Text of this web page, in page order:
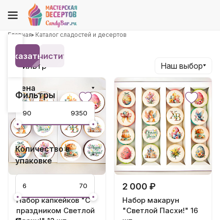
Главная Каталог сладостей и десертов
2 100 ₽
Набор капкейков "С
праздником Светлой
2 000 ₽
Набор макарун
"Светлой Пасхи!" 16
Наш выбор
Фильтр
Фильтры
Цена
Количество в
упаковке
Показать 19
Очистить